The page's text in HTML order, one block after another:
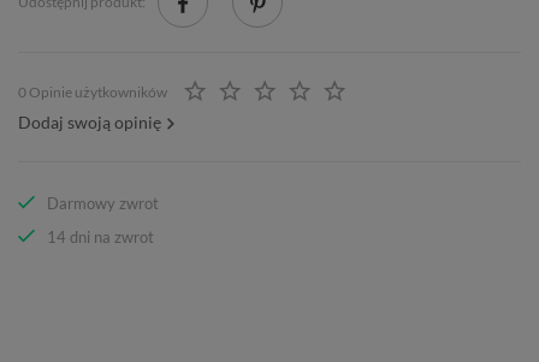
0 Opinie użytkowników
Dodaj swoją opinię
Darmowy zwrot
14 dni na zwrot